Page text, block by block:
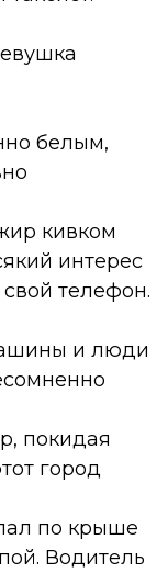
белым,
кивком
интерес
телефон.
и люди
покидая
город
по крыше
Водитель